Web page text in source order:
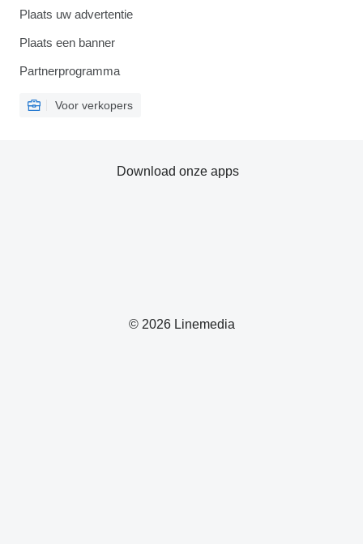
Plaats uw advertentie
Plaats een banner
Partnerprogramma
Voor verkopers
© 2026 Linemedia
Download onze apps